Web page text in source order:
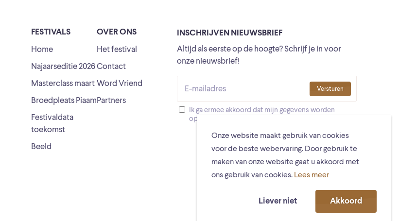
Onze website maakt gebruik van cookies
voor de beste webervaring. Door gebruik te
maken van onze website gaat u akkoord met
ons gebruik van cookies. Lees meer
Liever niet Akkoord
FESTIVALS
Home
Najaarseditie 2026
Masterclass maart
Broedpleats Piaam
Festivaldata
toekomst
Beeld
OVER ONS
Het festival
Contact
Word Vriend
Partners
INSCHRIJVEN NIEUWSBRIEF
Altijd als eerste op de hoogte? Schrijf je in voor
onze nieuwsbrief!
Ik ga ermee akkoord dat mijn gegevens worden
opgeslagen
Versturen